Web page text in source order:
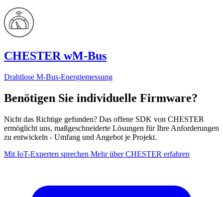
CHESTER wM-Bus
Drahtlose M‑Bus-Energiemessung
Benötigen Sie individuelle Firmware?
Nicht das Richtige gefunden? Das offene SDK von CHESTER
ermöglicht uns, maßgeschneiderte Lösungen für Ihre Anforderungen
zu entwickeln - Umfang und Angebot je Projekt.
Mit IoT-Experten sprechen Mehr über CHESTER erfahren